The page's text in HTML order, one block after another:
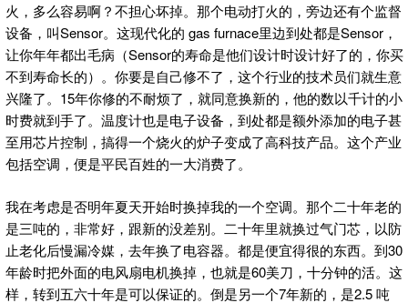
火，多么容易啊？不担心坏掉。那个电动打火的，旁边还有个监督
设备，叫Sensor。这现代化的 gas furnace里边到处都是Sensor，
让你年年都出毛病（Sensor的寿命是他们设计时设计好了的，你买
不到寿命长的）。你要是自己修不了，这个行业的技术员们就生意
兴隆了。15年你修的不耐烦了，就同意换新的，他的数以千计的小
时费就到手了。温度计也是电子设备，到处都是额外添加的电子甚
至用芯片控制，搞得一个烧火的炉子变成了高科技产品。这个产业
包括空调，便是平民百姓的一大消费了。
我在考虑是否明年夏天开始时换掉我的一个空调。那个二十年老的
是三吨的，非常好，跟新的没差别。二十年里就换过气门芯，以防
止老化后慢漏冷媒，去年换了电容器。都是便宜得很的东西。到30
年龄时把外面的电风扇电机换掉，也就是60美刀，十分钟的活。这
样，转到五六十年是可以保证的。倒是另一个7年新的，是2.5 吨